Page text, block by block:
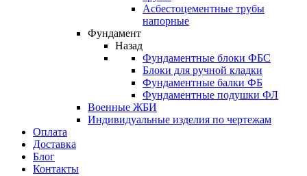
Асбестоцементные трубы
напорные
Фундамент
Назад
Фундаментные блоки ФБС
Блоки для ручной кладки
Фундаментные балки ФБ
Фундаментные подушки ФЛ
Военные ЖБИ
Индивидуальные изделия по чертежам
Оплата
Доставка
Блог
Контакты